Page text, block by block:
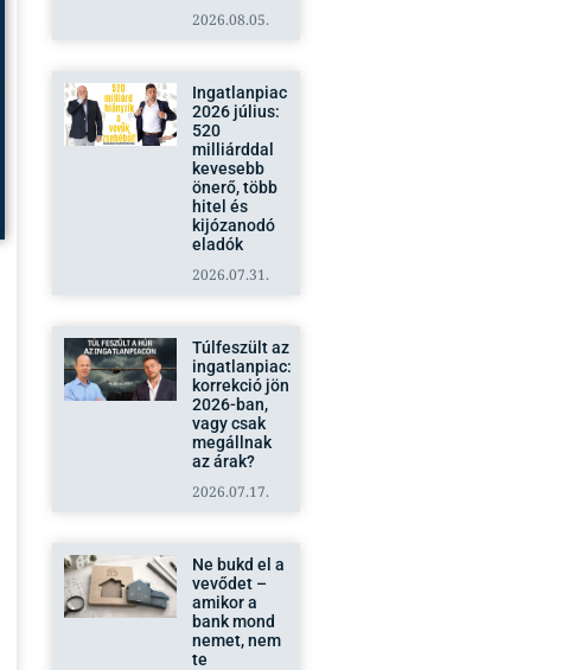
2026.08.05.
Ingatlanpiac
2026 július:
520
milliárddal
kevesebb
önerő, több
hitel és
kijózanodó
eladók
2026.07.31.
Túlfeszült az
ingatlanpiac:
korrekció jön
2026-ban,
vagy csak
megállnak
az árak?
2026.07.17.
Ne bukd el a
vevődet –
amikor a
bank mond
nemet, nem
te